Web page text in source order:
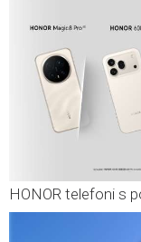
HONOR telefoni s